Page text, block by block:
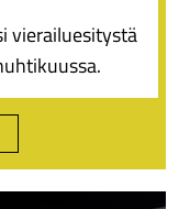
vierailuesitystä